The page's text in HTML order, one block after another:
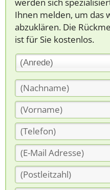
Ihnen melden, um das
abzuklären. Die
ist für Sie kostenlos.
(Anrede)